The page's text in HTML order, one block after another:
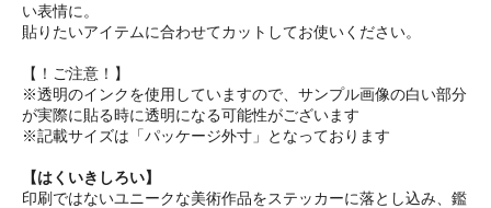
い表情に。
貼りたいアイテムに合わせてカットしてお使いください。
【！ご注意！】
※透明のインクを使用していますので、サンプル画像の白い部分
が実際に貼る時に透明になる可能性がございます
※記載サイズは「パッケージ外寸」となっております
【はくいきしろい】
印刷ではないユニークな美術作品をステッカーに落とし込み、鑑